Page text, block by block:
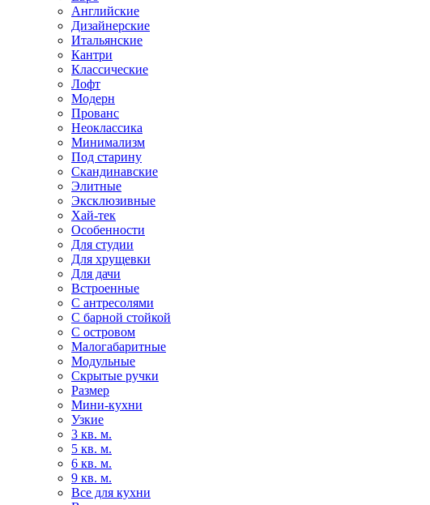
Английские
Дизайнерские
Итальянские
Кантри
Классические
Лофт
Модерн
Прованс
Неоклассика
Минимализм
Под старину
Скандинавские
Элитные
Эксклюзивные
Хай-тек
Особенности
Для студии
Для хрущевки
Для дачи
Встроенные
С антресолями
С барной стойкой
С островом
Малогабаритные
Модульные
Скрытые ручки
Размер
Мини-кухни
Узкие
3 кв. м.
5 кв. м.
6 кв. м.
9 кв. м.
Все для кухни